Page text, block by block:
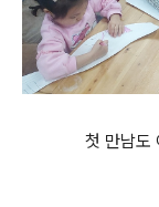
첫 만남도